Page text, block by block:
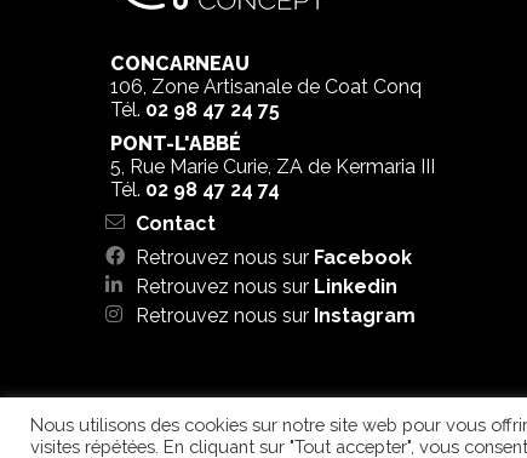
CONCARNEAU
106, Zone Artisanale de Coat Conq
Tél. 02 98 47 24 75
PONT-L'ABBÉ
5, Rue Marie Curie, ZA de Kermaria III
Tél. 02 98 47 24 74
Contact
Retrouvez nous sur Facebook
Retrouvez nous sur Linkedin
Retrouvez nous sur Instagram
Nous utilisons des cookies sur notre site web pour vous
visites répétées. En cliquant sur "Tout accepter", vous